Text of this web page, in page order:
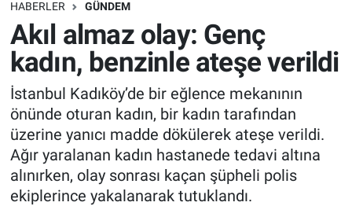
HABERLER GÜNDEM
Akıl almaz olay: Genç
kadın, benzinle ateşe verildi
İstanbul Kadıköy’de bir eğlence mekanının
önünde oturan kadın, bir kadın tarafından
üzerine yanıcı madde dökülerek ateşe verildi.
Ağır yaralanan kadın hastanede tedavi altına
alınırken, olay sonrası kaçan şüpheli polis
ekiplerince yakalanarak tutuklandı.
DİYARBAKIR
EKONOMİ
GÜNDEM
BÖLGE
DÜNYA
Namaz Vakitleri
Trafik Durumu
Süper Lig Puan Durumu ve Fikstür
Tüm Manşetler
Son Dakika Haberleri